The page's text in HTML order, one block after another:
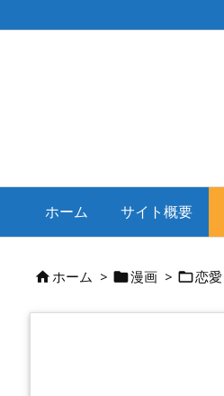
ホーム サイト概要
ホーム > 漫画 > 恋愛